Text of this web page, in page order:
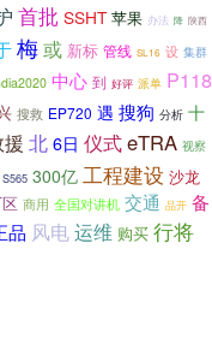
首批 SSHT 苹果 办法 降 陕西
梅或 新标 管线 SL16 设 集群
中心 到 好评 派单 P118
搜救 EP720 遇 搜狗 分析 十
北 6日 仪式eTRA 视察
S565 300亿 工程建设 沙龙
商用 全国对讲机 交通 品开 备
品 风电运维 购买 行将